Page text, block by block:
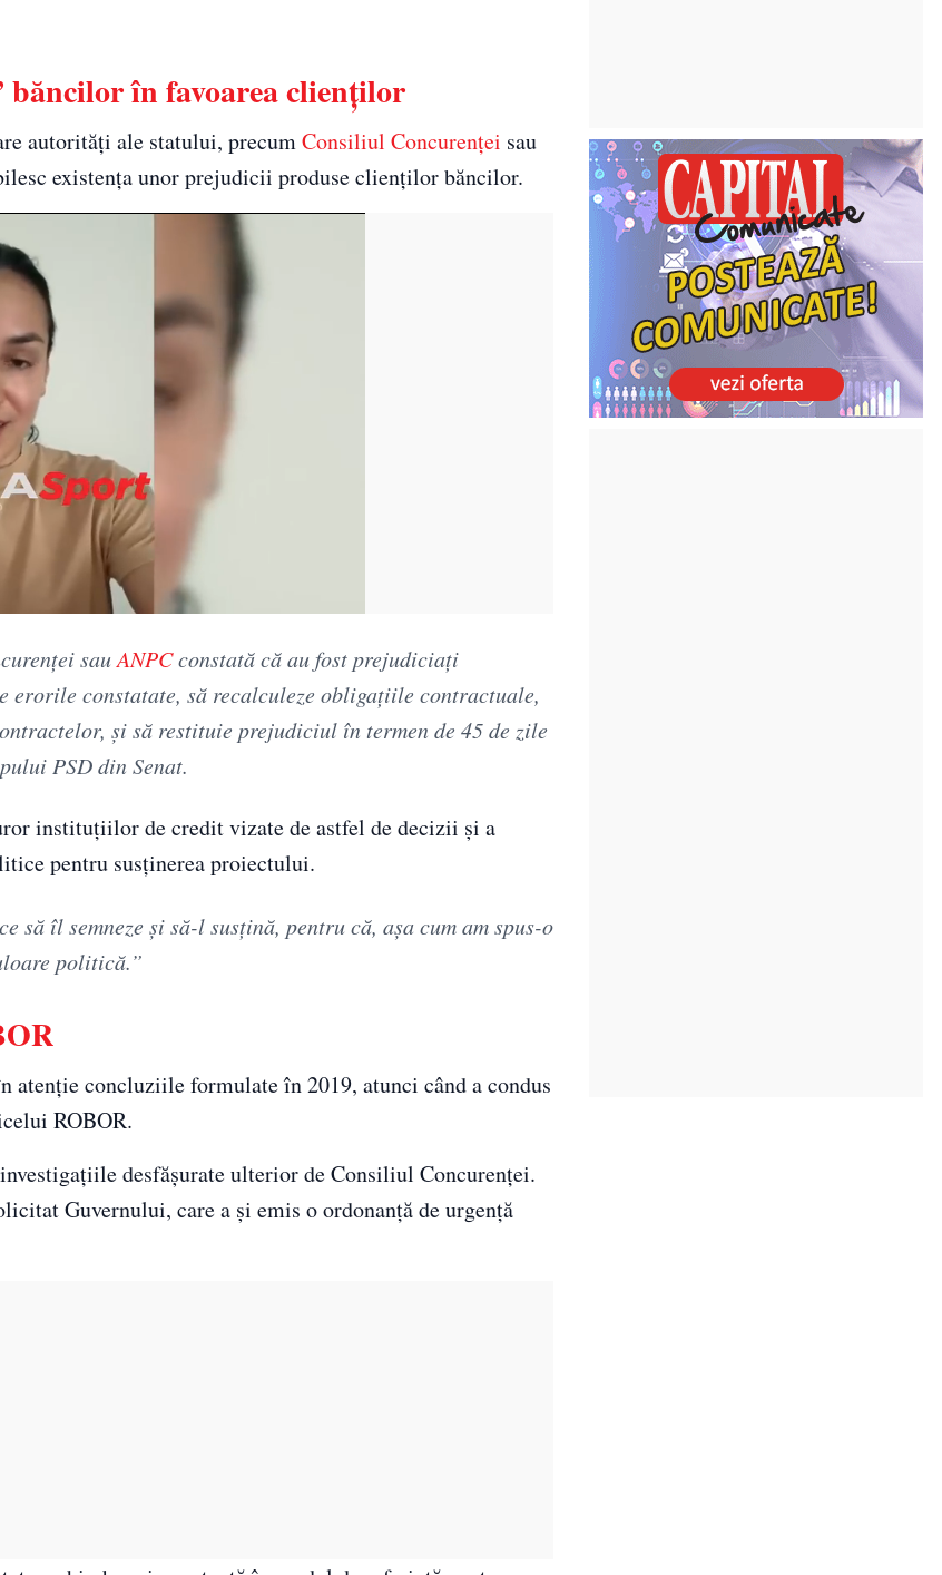
în favoarea clienților
autorități ale statului, precumConsiliul Concurenței sau
existența unor prejudicii produse clienților băncilor.
sauANPCconstată că au fost prejudiciați
erorile constatate, să recalculeze obligațiile contractuale,
și să restituie prejudiciul în termen de 45 de zile
PSD din Senat.
instituțiilor de credit vizate de astfel de decizii și a
pentru susținerea proiectului.
îl semneze și să-l susțină, pentru că, așa cum am spus-o
politică.”
concluziile formulate în 2019, atunci când a condus
ROBOR.
desfășurate ulterior de Consiliul Concurenței.
Guvernului, care a și emis o ordonanță de urgență